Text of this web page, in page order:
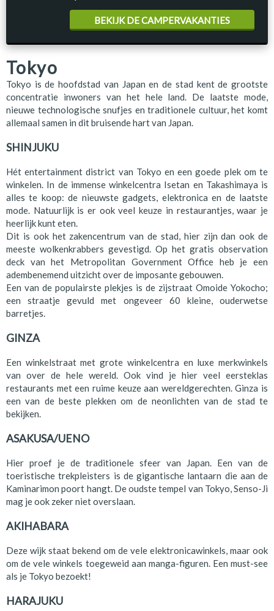
Tokyo
Tokyo is de hoofdstad van Japan en de stad kent de grootste
concentratie inwoners van het hele land. De laatste mode,
nieuwe technologische snufjes en traditionele cultuur, het komt
allemaal samen in dit bruisende hart van Japan.
SHINJUKU
Hét entertainment district van Tokyo en een goede plek om te
winkelen. In de immense winkelcentra Isetan en Takashimaya is
alles te koop: de nieuwste gadgets, elektronica en de laatste
mode. Natuurlijk is er ook veel keuze in restaurantjes, waar je
heerlijk kunt eten.
Dit is ook het zakencentrum van de stad, hier zijn dan ook de
meeste wolkenkrabbers gevestigd. Op het gratis observation
deck van het Metropolitan Government Office heb je een
adembenemend uitzicht over de imposante gebouwen.
Een van de populairste plekjes is de zijstraat Omoide Yokocho;
een straatje gevuld met ongeveer 60 kleine, ouderwetse
barretjes.
GINZA
Een winkelstraat met grote winkelcentra en luxe merkwinkels
van over de hele wereld. Ook vind je hier veel eersteklas
restaurants met een ruime keuze aan wereldgerechten. Ginza is
een van de beste plekken om de neonlichten van de stad te
bekijken.
ASAKUSA/UENO
Hier proef je de traditionele sfeer van Japan. Een van de
toeristische trekpleisters is de gigantische lantaarn die aan de
Kaminarimon poort hangt. De oudste tempel van Tokyo, Senso-Ji
mag je ook zeker niet overslaan.
AKIHABARA
Deze wijk staat bekend om de vele elektronicawinkels, maar ook
om de vele winkels toegeweid aan manga-figuren. Een must-see
als je Tokyo bezoekt!
HARAJUKU
BEKIJK DE CAMPERVAKANTIES